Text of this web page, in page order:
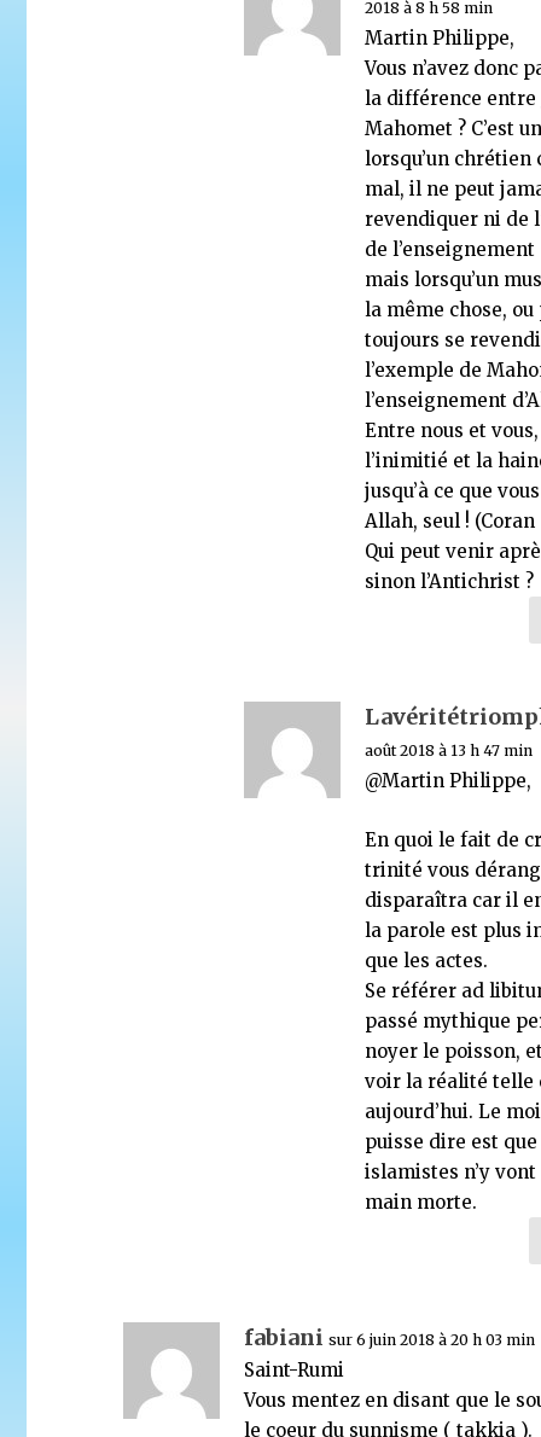
2018 à 8 h 58 min
Martin Philippe,
Vous n’avez donc
la différence entre
Mahomet ? C’est
lorsqu’un chrétien
mal, il ne peut
revendiquer ni de
de l’enseignement
mais lorsqu’un
la même chose,
toujours se
l’exemple de
l’enseignement
Entre nous et vous,
l’inimitié et la
jusqu’à ce que
Allah, seul ! (Coran
Qui peut venir
sinon l’Antichrist ?
août 2018 à 13 h 47 min
@Martin Philippe,
En quoi le fait de
trinité vous
disparaîtra car il
la parole est plus
que les actes.
Se référer ad
passé mythique
noyer le poisson,
voir la réalité telle
aujourd’hui. Le
puisse dire est
islamistes n’y vont
main morte.
fabiani sur 6 juin 2018 à 20 h 03 min
Saint-Rumi
Vous mentez en disant que le
le coeur du sunnisme ( takkia ).